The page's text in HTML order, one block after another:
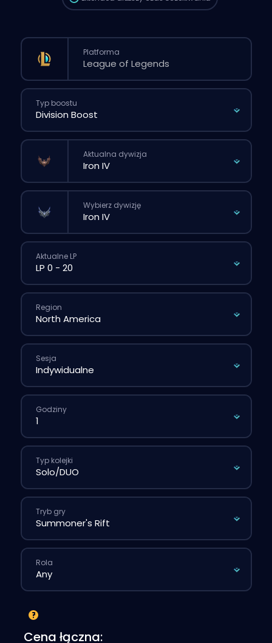
Platforma
Typ boostu
Aktualna dywizja
Wybierz dywizję
Aktualne LP
Region
Sesja
Godziny
Typ kolejki
Tryb gry
Rola
Cena łączna: